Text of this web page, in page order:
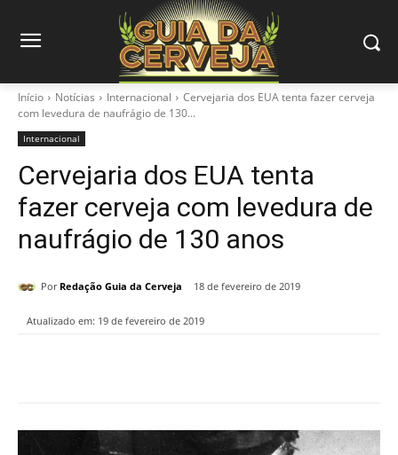
Início Notícias Internacional
Cervejaria dos EUA tenta fazer cerveja
com levedura de naufrágio de 130...
Internacional
Cervejaria dos EUA tenta
fazer cerveja com levedura de
naufrágio de 130 anos
Por Redação Guia da Cerveja 18 de fevereiro de 2019
Atualizado em: 19 de fevereiro de 2019